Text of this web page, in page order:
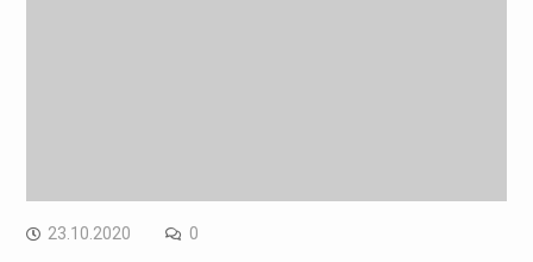
23.10.2020 0